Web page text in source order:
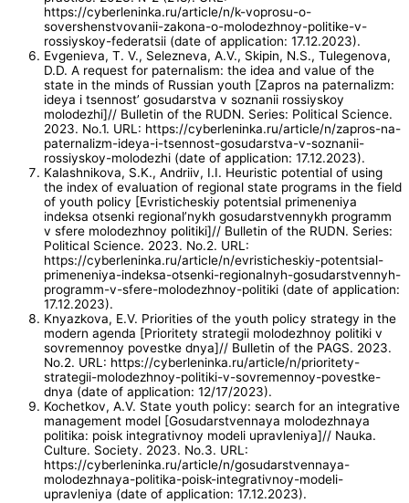
https://cyberleninka.ru/article/n/k-voprosu-o-
sovershenstvovanii-zakona-o-molodezhnoy-politike-v-
rossiyskoy-federatsii (date of application: 17.12.2023).
Evgenieva, T. V., Selezneva, A.V., Skipin, N.S., Tulegenova,
D.D. A request for paternalism: the idea and value of the
state in the minds of Russian youth [Zapros na paternalizm:
ideya i tsennost’ gosudarstva v soznanii rossiyskoy
molodezhi]// Bulletin of the RUDN. Series: Political Science.
2023. No.1. URL: https://cyberleninka.ru/article/n/zapros-na-
paternalizm-ideya-i-tsennost-gosudarstva-v-soznanii-
rossiyskoy-molodezhi (date of application: 17.12.2023).
Kalashnikova, S.K., Andriiv, I.I. Heuristic potential of using
the index of evaluation of regional state programs in the field
of youth policy [Evristicheskiy potentsial primeneniya
indeksa otsenki regional’nykh gosudarstvennykh programm
v sfere molodezhnoy politiki]// Bulletin of the RUDN. Series:
Political Science. 2023. No.2. URL:
https://cyberleninka.ru/article/n/evristicheskiy-potentsial-
primeneniya-indeksa-otsenki-regionalnyh-gosudarstvennyh-
programm-v-sfere-molodezhnoy-politiki (date of application:
17.12.2023).
Knyazkova, E.V. Priorities of the youth policy strategy in the
modern agenda [Prioritety strategii molodezhnoy politiki v
sovremennoy povestke dnya]// Bulletin of the PAGS. 2023.
No.2. URL: https://cyberleninka.ru/article/n/prioritety-
strategii-molodezhnoy-politiki-v-sovremennoy-povestke-
dnya (date of application: 12/17/2023).
Kochetkov, A.V. State youth policy: search for an integrative
management model [Gosudarstvennaya molodezhnaya
politika: poisk integrativnoy modeli upravleniya]// Nauka.
Culture. Society. 2023. No.3. URL:
https://cyberleninka.ru/article/n/gosudarstvennaya-
molodezhnaya-politika-poisk-integrativnoy-modeli-
upravleniya (date of application: 17.12.2023).